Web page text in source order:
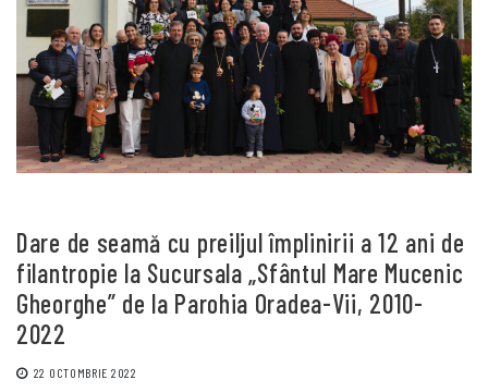
Dare de seamă cu preiljul împlinirii a 12 ani de
filantropie la Sucursala „Sfântul Mare Mucenic
Gheorghe” de la Parohia Oradea-Vii, 2010-
2022
22 OCTOMBRIE 2022